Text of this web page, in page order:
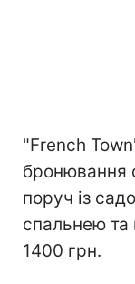
"French
бронювання
поруч із
спальнею та
1400 грн.